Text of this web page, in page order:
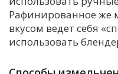
Рафинированное же
вкусом ведет себя
использовать